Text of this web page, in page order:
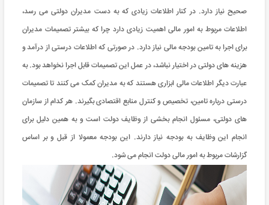
صحیح نیاز دارد. در کنار اطلاعات زیادی که به دست مدیران دولتی می رسد،
اطلاعات مربوط به امور مالی اهمیت زیادی دارد چرا که بیشتر تصمیمات مدیران
برای اجرا به تامین بودجه مالی نیاز دارد. در صورتی که اطلاعات درستی از درآمد و
هزینه های دولتی در اختیار نباشد، در عمل این تصمیمات قابل اجرا نخواهد بود. به
عبارت دیگر اطلاعات مالی ابزاری هستند که به مدیران کمک می کنند تا تصمیمات
درستی درباره تامین، تخصیص و کنترل منابع اقتصادی بگیرند. هر کدام از سازمان
های دولتی، مسئول انجام بخشی از وظایف دولت است و به همین دلیل برای
انجام این وظایف به بودجه نیاز دارند. این بودجه معمولا از قبل و بر اساس
گزارشات مربوط به امور مالی دولت انجام می شود.